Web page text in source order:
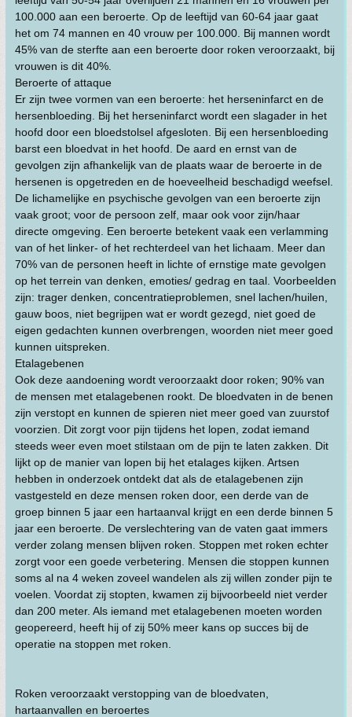
100.000 aan een beroerte. Op de leeftijd van 60-64 jaar gaat
het om 74 mannen en 40 vrouw per 100.000. Bij mannen wordt
45% van de sterfte aan een beroerte door roken veroorzaakt, bij
vrouwen is dit 40%.
Beroerte of attaque
Er zijn twee vormen van een beroerte: het herseninfarct en de
hersenbloeding. Bij het herseninfarct wordt een slagader in het
hoofd door een bloedstolsel afgesloten. Bij een hersenbloeding
barst een bloedvat in het hoofd. De aard en ernst van de
gevolgen zijn afhankelijk van de plaats waar de beroerte in de
hersenen is opgetreden en de hoeveelheid beschadigd weefsel.
De lichamelijke en psychische gevolgen van een beroerte zijn
vaak groot; voor de persoon zelf, maar ook voor zijn/haar
directe omgeving. Een beroerte betekent vaak een verlamming
van of het linker- of het rechterdeel van het lichaam. Meer dan
70% van de personen heeft in lichte of ernstige mate gevolgen
op het terrein van denken, emoties/ gedrag en taal. Voorbeelden
zijn: trager denken, concentratieproblemen, snel lachen/huilen,
gauw boos, niet begrijpen wat er wordt gezegd, niet goed de
eigen gedachten kunnen overbrengen, woorden niet meer goed
kunnen uitspreken.
Etalagebenen
Ook deze aandoening wordt veroorzaakt door roken; 90% van
de mensen met etalagebenen rookt. De bloedvaten in de benen
zijn verstopt en kunnen de spieren niet meer goed van zuurstof
voorzien. Dit zorgt voor pijn tijdens het lopen, zodat iemand
steeds weer even moet stilstaan om de pijn te laten zakken. Dit
lijkt op de manier van lopen bij het etalages kijken. Artsen
hebben in onderzoek ontdekt dat als de etalagebenen zijn
vastgesteld en deze mensen roken door, een derde van de
groep binnen 5 jaar een hartaanval krijgt en een derde binnen 5
jaar een beroerte. De verslechtering van de vaten gaat immers
verder zolang mensen blijven roken. Stoppen met roken echter
zorgt voor een goede verbetering. Mensen die stoppen kunnen
soms al na 4 weken zoveel wandelen als zij willen zonder pijn te
voelen. Voordat zij stopten, kwamen zij bijvoorbeeld niet verder
dan 200 meter. Als iemand met etalagebenen moeten worden
geopereerd, heeft hij of zij 50% meer kans op succes bij de
operatie na stoppen met roken.
Roken veroorzaakt verstopping van de bloedvaten,
hartaanvallen en beroertes